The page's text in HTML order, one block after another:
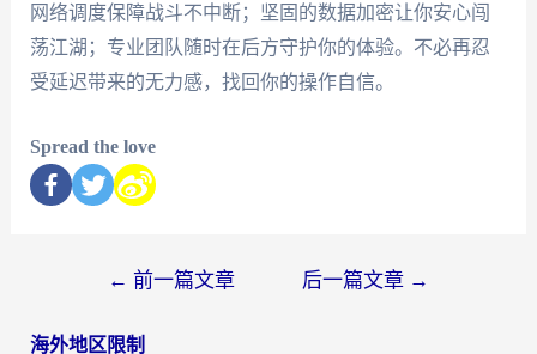
网络调度保障战斗不中断；坚固的数据加密让你安心闯
荡江湖；专业团队随时在后方守护你的体验。不必再忍
受延迟带来的无力感，找回你的操作自信。
Spread the love
← 前一篇文章 后一篇文章 →
海外地区限制